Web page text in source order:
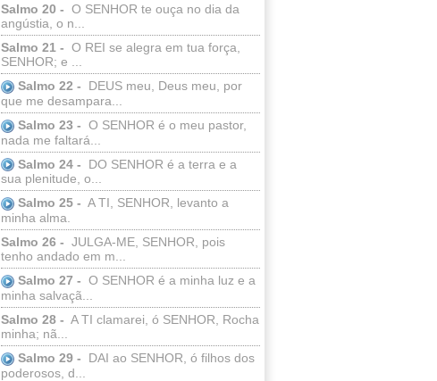
Salmo 20 - O SENHOR te ouça no dia da
angústia, o n...
Salmo 21 - O REI se alegra em tua força,
SENHOR; e ...
Salmo 22 -
DEUS meu, Deus meu, por
que me desampara...
Salmo 23 - O SENHOR é o meu pastor,
nada me faltará...
Salmo 24 -
DO SENHOR é a terra e a
sua plenitude, o...
Salmo 25 - A TI, SENHOR, levanto a
minha alma.
Salmo 26 - JULGA-ME, SENHOR, pois
tenho andado em m...
Salmo 27 - O SENHOR é a minha luz e a
minha salvaçã...
Salmo 28 - A TI clamarei, ó SENHOR, Rocha
minha; nã...
Salmo 29 -
DAI ao SENHOR, ó filhos dos
poderosos, d...